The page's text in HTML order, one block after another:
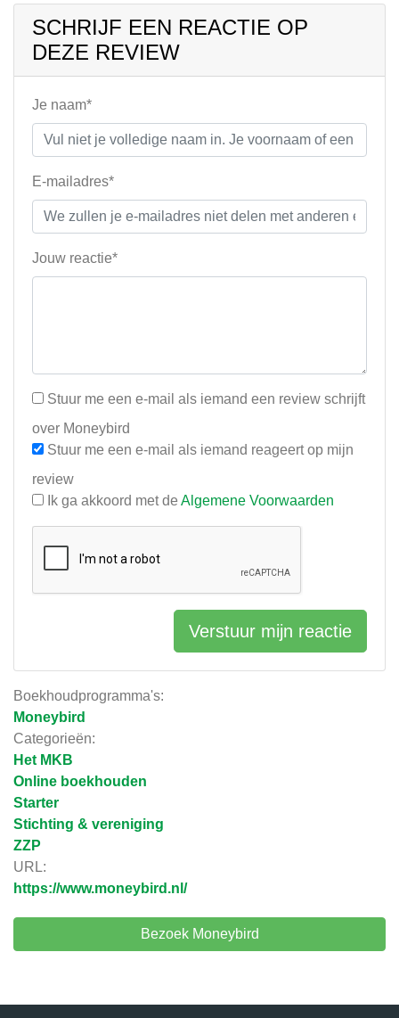
Boekhoudprogramma's:
Moneybird
Categorieën:
Het MKB
Online boekhouden
Starter
Stichting & vereniging
ZZP
URL:
https://www.moneybird.nl/
Bezoek Moneybird
SCHRIJF EEN REACTIE OP
DEZE REVIEW
Je naam*
E-mailadres*
Jouw reactie*
Stuur me een e-mail als iemand een review schrijft
over Moneybird
Stuur me een e-mail als iemand reageert op mijn
review
Ik ga akkoord met de Algemene Voorwaarden
Verstuur mijn reactie